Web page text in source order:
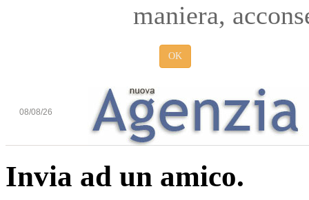
maniera,
OK
08/08/26
Invia ad un amico.